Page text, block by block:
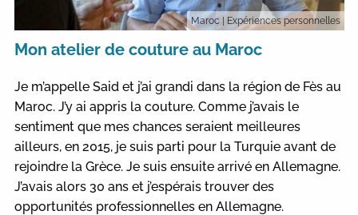
Maroc | Expériences personnelles
Mon atelier de couture au Maroc
Je m’appelle Said et j’ai grandi dans la région de Fès au
Maroc. J’y ai appris la couture. Comme j’avais le
sentiment que mes chances seraient meilleures
ailleurs, en 2015, je suis parti pour la Turquie avant de
rejoindre la Grèce. Je suis ensuite arrivé en Allemagne.
J’avais alors 30 ans et j’espérais trouver des
opportunités professionnelles en Allemagne.